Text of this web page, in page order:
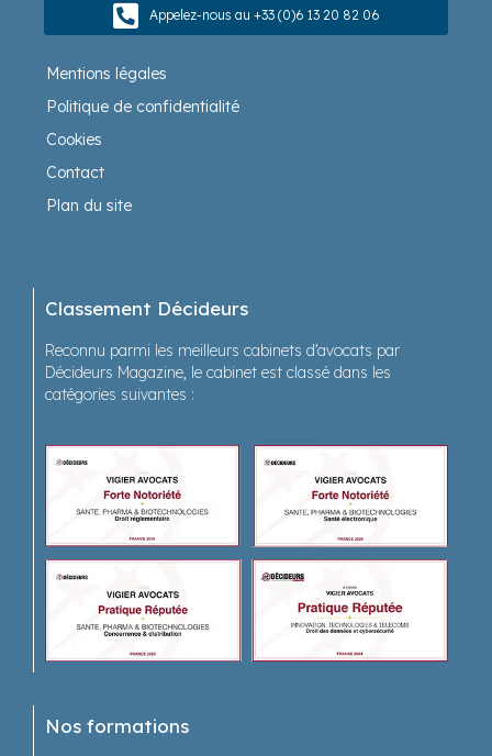
Appelez-nous au +33 (0)6 13 20 82 06
Mentions légales
Politique de confidentialité
Cookies
Contact
Plan du site
Classement Décideurs
Reconnu parmi les meilleurs cabinets d’avocats par
Décideurs Magazine, le cabinet est classé dans les
catégories suivantes :
Nos formations